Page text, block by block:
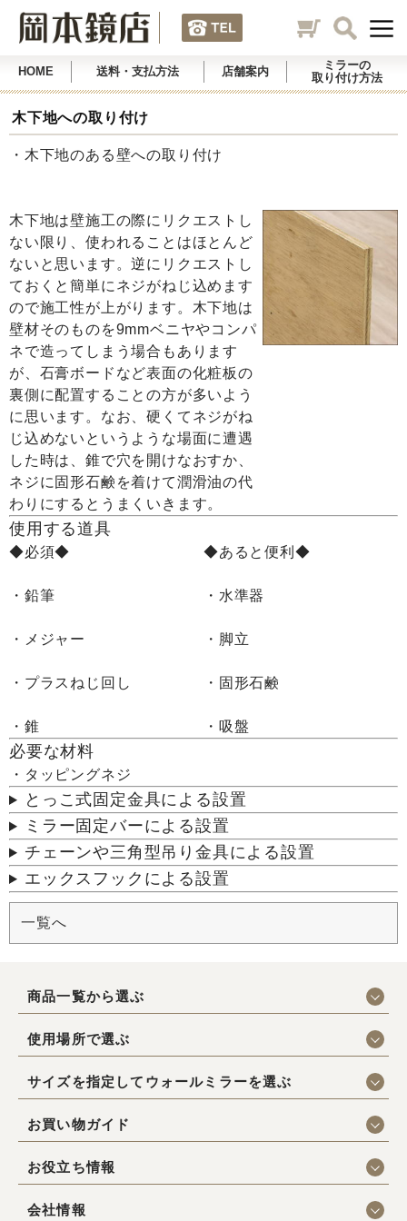
HOME 送料・支払方法 店舗案内
ミラーの
取り付け方法
木下地への取り付け
・木下地のある壁への取り付け
木下地は壁施工の際にリクエストし
ない限り、使われることはほとんど
ないと思います。逆にリクエストし
ておくと簡単にネジがねじ込めます
ので施工性が上がります。木下地は
壁材そのものを9mmベニヤやコンパ
ネで造ってしまう場合もあります
が、石膏ボードなど表面の化粧板の
裏側に配置することの方が多いよう
に思います。なお、硬くてネジがね
じ込めないというような場面に遭遇
した時は、錐で穴を開けなおすか、
ネジに固形石鹸を着けて潤滑油の代
わりにするとうまくいきます。
使用する道具
◆必須◆
・鉛筆
・メジャー
・プラスねじ回し
・錐
◆あると便利◆
・水準器
・脚立
・固形石鹸
・吸盤
必要な材料
・タッピングネジ
とっこ式固定金具による設置
ミラー固定バーによる設置
チェーンや三角型吊り金具による設置
エックスフックによる設置
一覧へ
商品一覧から選ぶ
使用場所で選ぶ
サイズを指定してウォールミラーを選ぶ
お買い物ガイド
お役立ち情報
会社情報